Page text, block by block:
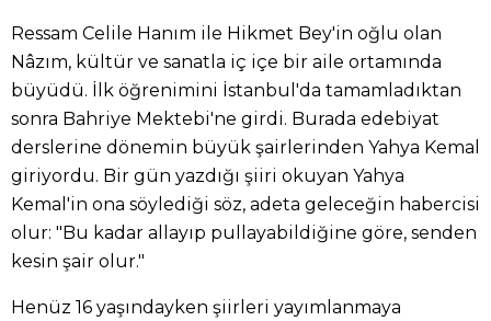
Ressam Celile Hanım ile Hikmet Bey'in oğlu olan
Nâzım, kültür ve sanatla iç içe bir aile ortamında
büyüdü. İlk öğrenimini İstanbul'da tamamladıktan
sonra Bahriye Mektebi'ne girdi. Burada edebiyat
derslerine dönemin büyük şairlerinden Yahya Kemal
giriyordu. Bir gün yazdığı şiiri okuyan Yahya
Kemal'in ona söylediği söz, adeta geleceğin habercisi
olur: "Bu kadar allayıp pullayabildiğine göre, senden
kesin şair olur."
Henüz 16 yaşındayken şiirleri yayımlanmaya